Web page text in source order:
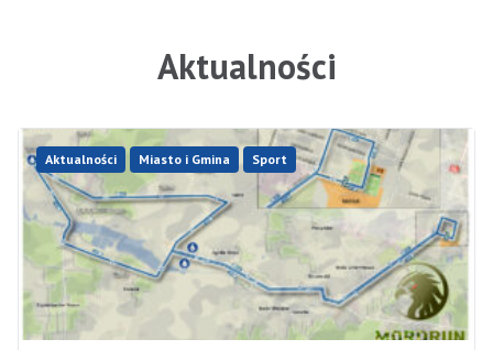
Aktualności
Aktualności Miasto i Gmina Sport